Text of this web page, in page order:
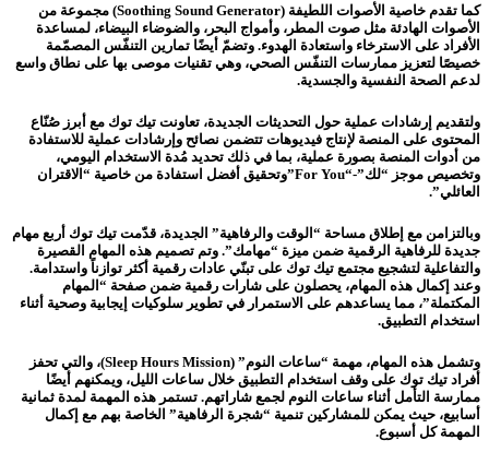
كما تقدم خاصية الأصوات اللطيفة (Soothing Sound Generator) مجموعة من
الأصوات الهادئة مثل صوت المطر، وأمواج البحر، والضوضاء البيضاء، لمساعدة
الأفراد على الاسترخاء واستعادة الهدوء. وتضمّ أيضًا تمارين التنفّس المصمّمة
خصيصًا لتعزيز ممارسات التنفّس الصحي، وهي تقنيات موصى بها على نطاق واسع
لدعم الصحة النفسية والجسدية.
ولتقديم إرشادات عملية حول التحديثات الجديدة، تعاونت تيك توك مع أبرز صُنّاع
المحتوى على المنصة لإنتاج فيديوهات تتضمن نصائح وإرشادات عملية للاستفادة
من أدوات المنصة بصورة عملية، بما في ذلك تحديد مُدة الاستخدام اليومي،
وتخصيص موجز “لك”-“For You”وتحقيق أفضل استفادة من خاصية “الاقتران
العائلي”.
وبالتزامن مع إطلاق مساحة “الوقت والرفاهية” الجديدة، قدّمت تيك توك أربع مهام
جديدة للرفاهية الرقمية ضمن ميزة “مهامك”. وتم تصميم هذه المهام القصيرة
والتفاعلية لتشجيع مجتمع تيك توك على تبنّي عادات رقمية أكثر توازناً واستدامة.
وعند إكمال هذه المهام، يحصلون على شارات رقمية ضمن صفحة “المهام
المكتملة”، مما يساعدهم على الاستمرار في تطوير سلوكيات إيجابية وصحية أثناء
استخدام التطبيق.
وتشمل هذه المهام، مهمة “ساعات النوم” (Sleep Hours Mission)، والتي تحفز
أفراد تيك توك على وقف استخدام التطبيق خلال ساعات الليل، ويمكنهم أيضًا
ممارسة التأمل أثناء ساعات النوم لجمع شاراتهم. تستمر هذه المهمة لمدة ثمانية
أسابيع، حيث يمكن للمشاركين تنمية “شجرة الرفاهية” الخاصة بهم مع إكمال
المهمة كل أسبوع.